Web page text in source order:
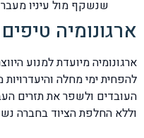
שנשקף מול עיניו
ארגונומיה
ארגונומיה מיועדת למנוע
להפחית ימי מחלה
העובדים ולשפר את תזרים
וללא החלפת הציוד בחברה